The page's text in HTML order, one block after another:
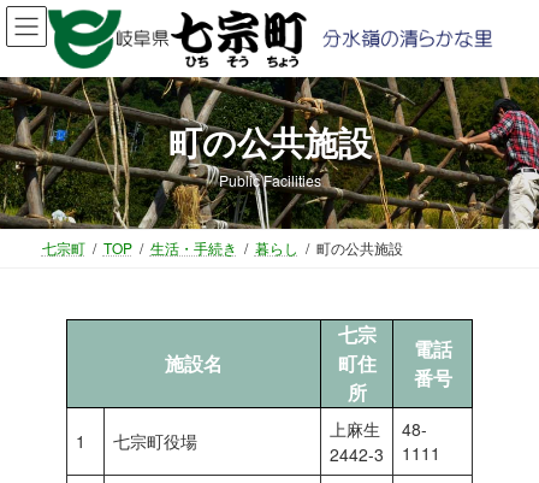
コ
ン
ン
ツ
へ
ス
キ
ッ
ナ
ビ
ー
シ
ョ
ン
に
移
町の公共施設
Public Facilities
七宗町 TOP 生活・手続き 暮らし 町の公共施設
施設名
七宗
町住
所
電話
番号
1 七宗町役場
上麻生
2442-3
48-
1111